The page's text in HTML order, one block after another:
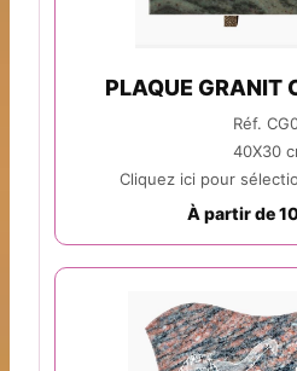
PLAQUE
Réf.
40X30
Cliquez ici pour
À partir de